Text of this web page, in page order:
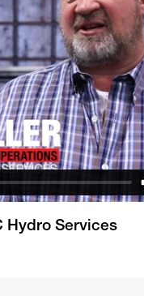
Hydro Services